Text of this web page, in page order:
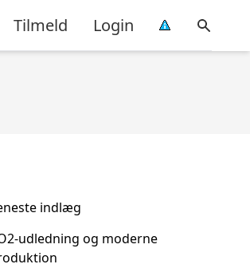
Tilmeld Login
indlæg
udledning og moderne